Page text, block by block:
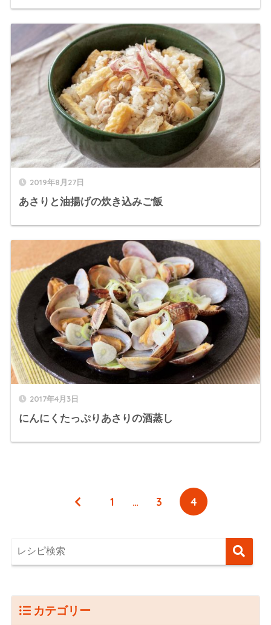
2019年8月27日
あさりと油揚げの炊き込みご飯
2017年4月3日
にんにくたっぷりあさりの酒蒸し
1 … 3 4
カテゴリー